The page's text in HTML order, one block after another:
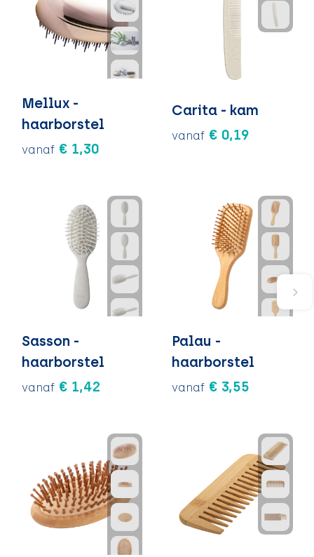
Mellux -
haarborstel
vanaf € 1,30
Carita - kam
vanaf € 0,19
Sasson -
haarborstel
vanaf € 1,42
Palau -
haarborstel
vanaf € 3,55